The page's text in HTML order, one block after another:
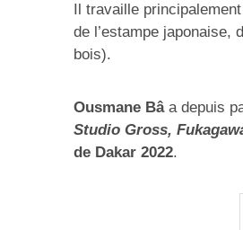
Il travaille
de l’estampe
bois).
Ousmane Bâa depuis
Studio Gross,
de Dakar 2022.